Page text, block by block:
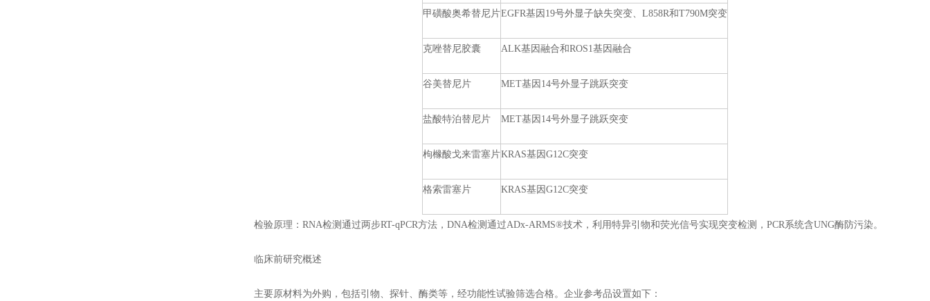
甲磺酸奥希替尼片EGFR基因19号外显子缺失突变、L858R和T790M突变
克唑替尼胶囊 ALK基因融合和ROS1基因融合
谷美替尼片 MET基因14号外显子跳跃突变
盐酸特泊替尼片 MET基因14号外显子跳跃突变
枸橼酸戈来雷塞片KRAS基因G12C突变
格索雷塞片 KRAS基因G12C突变
检验原理：RNA检测通过两步RT-qPCR方法，DNA检测通过ADx-ARMS®技术，利用特异引物和荧光信号实现突变检测，PCR系统含UNG酶防污染。
临床前研究概述
主要原材料为外购，包括引物、探针、酶类等，经功能性试验筛选合格。企业参考品设置如下：